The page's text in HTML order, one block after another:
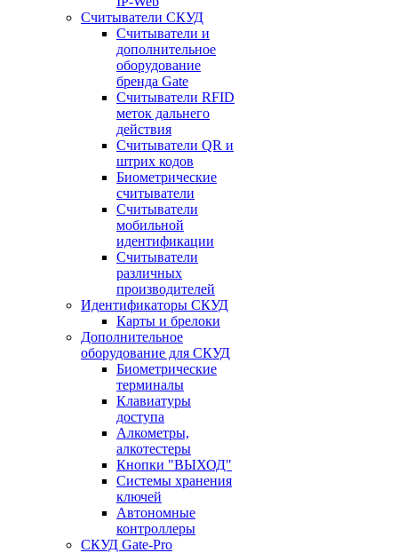
Считыватели СКУД
Считыватели и
дополнительное
оборудование
бренда Gate
Считыватели RFID
меток дальнего
действия
Считыватели QR и
штрих кодов
Биометрические
считыватели
Считыватели
мобильной
идентификации
Считыватели
различных
производителей
Идентификаторы СКУД
Карты и брелоки
Дополнительное
оборудование для СКУД
Биометрические
терминалы
Клавиатуры
доступа
Алкометры,
алкотестеры
Кнопки "ВЫХОД"
Системы хранения
ключей
Автономные
контроллеры
СКУД Gate-Pro